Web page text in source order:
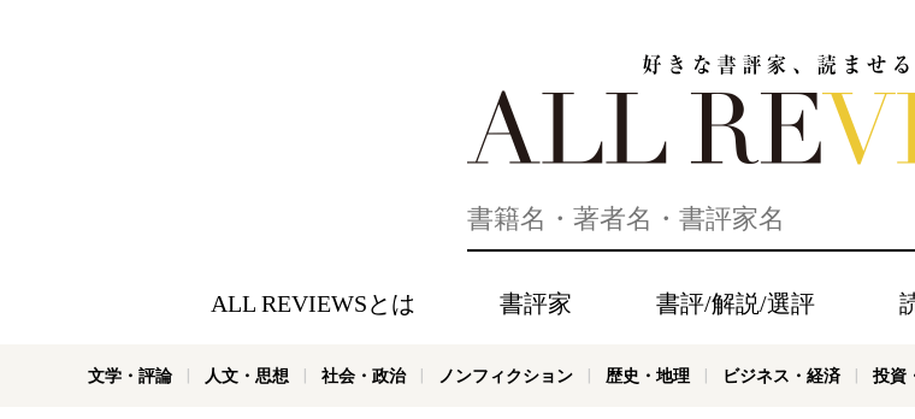
ALL REVIEWSとは 書評家 書評/解説/選評
文学・評論 人文・思想 社会・政治 ノンフィクション 歴史・地理 ビジネス・経済 投資